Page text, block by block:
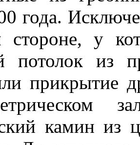
года.
стороне, у
потолок из
прикрытие
камин из